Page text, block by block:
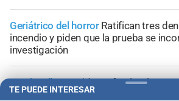
Geriátrico del horror Ratifican tres
incendio y piden que la prueba se
investigación
En ClucellasAccidente fatal en la
camión frigorífico y murió uno de sus
TE PUEDE INTERESAR